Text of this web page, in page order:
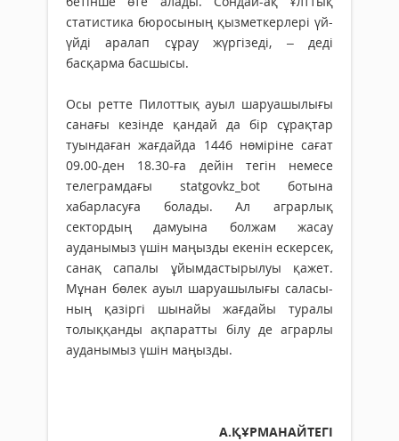
статистика бюросының қызмет­керлері үй-
үйді аралап сұрау жүргізеді, – деді
басқарма басшысы.
Осы ретте Пилоттық ауыл шаруа­шылығы
санағы кезінде қандай да бір сұрақтар
туындаған жағдайда 1446 нөмірі­не сағат
09.00-ден 18.30-ға дейін тегін немесе
телеграмдағы statgovkz_bot ботына
хабарласуға болады. Ал аграрлық
сектордың дамуына болжам жасау
ауданымыз үшін маңызды екенін ескерсек,
санақ сапалы ұйымдастырылуы қажет.
Мұнан бөлек ауыл шаруашылығы саласы­
ның қазіргі шынайы жағдайы туралы
толық­қанды ақпаратты білу де аграрлы
ауданы­мыз үшін маңызды.
А.ҚҰРМАНАЙТЕГІ